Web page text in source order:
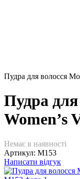
Пудра для волосся
Пудра
Women’s
Немає в наявності
Артикул: M153
Написати відгук